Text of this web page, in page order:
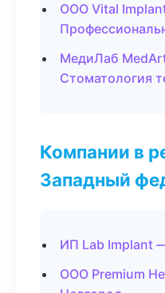
ООО Vital
МедиЛаб
Стоматология
Компании в
Западный
ИП Lab Implant
ООО Premium